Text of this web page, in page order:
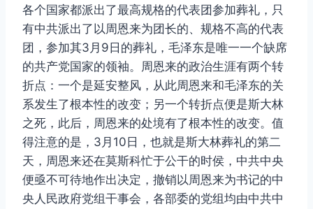
各个国家都派出了最高规格的代表团参加葬礼，只
有中共派出了以周恩来为团长的、规格不高的代表
团，参加其3月9日的葬礼，毛泽东是唯一一个缺席
的共产党国家的领袖。周恩来的政治生涯有两个转
折点：一个是延安整风，从此周恩来和毛泽东的关
系发生了根本性的改变；另一个转折点便是斯大林
之死，此后，周恩来的处境有了根本性的改变。值
得注意的是，3月10日，也就是斯大林葬礼的第二
天，周恩来还在莫斯科忙于公干的时侯，中共中央
便亟不可待地作出决定，撤销以周恩来为书记的中
央人民政府党组干事会，各部委的党组均由中共中